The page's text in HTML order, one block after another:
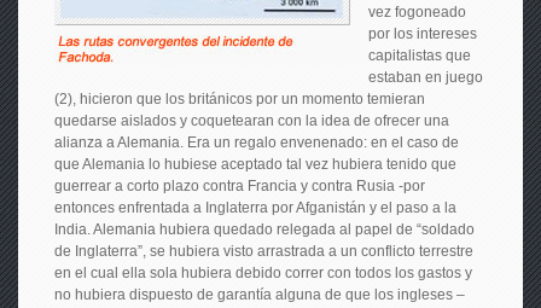
vez fogoneado
por los intereses
capitalistas que
estaban en juego
(2), hicieron que los británicos por un momento temieran
quedarse aislados y coquetearan con la idea de ofrecer una
alianza a Alemania. Era un regalo envenenado: en el caso de
que Alemania lo hubiese aceptado tal vez hubiera tenido que
guerrear a corto plazo contra Francia y contra Rusia -por
entonces enfrentada a Inglaterra por Afganistán y el paso a la
India. Alemania hubiera quedado relegada al papel de “soldado
de Inglaterra”, se hubiera visto arrastrada a un conflicto terrestre
en el cual ella sola hubiera debido correr con todos los gastos y
no hubiera dispuesto de garantía alguna de que los ingleses –